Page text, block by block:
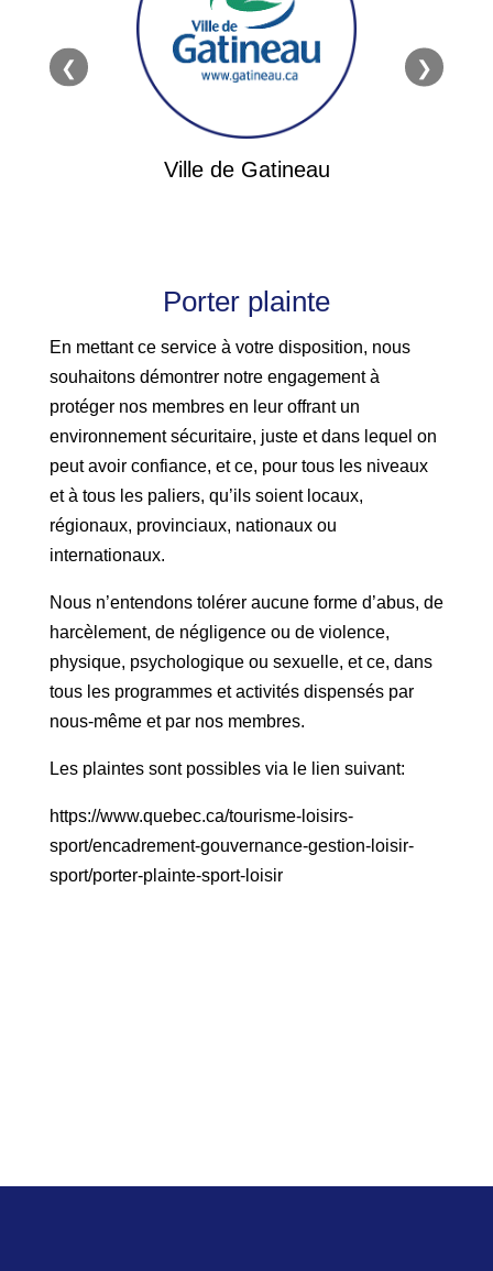
❮
Ville de Gatineau
❯
Porter plainte
En mettant ce service à votre disposition, nous
souhaitons démontrer notre engagement à
protéger nos membres en leur offrant un
environnement sécuritaire, juste et dans lequel on
peut avoir confiance, et ce, pour tous les niveaux
et à tous les paliers, qu’ils soient locaux,
régionaux, provinciaux, nationaux ou
internationaux.
Nous n’entendons tolérer aucune forme d’abus, de
harcèlement, de négligence ou de violence,
physique, psychologique ou sexuelle, et ce, dans
tous les programmes et activités dispensés par
nous-même et par nos membres.
Les plaintes sont possibles via le lien suivant:
https://www.quebec.ca/tourisme-loisirs-
sport/encadrement-gouvernance-gestion-loisir-
sport/porter-plainte-sport-loisir